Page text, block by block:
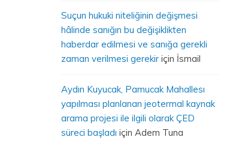
Suçun hukuki niteliğinin değişmesi
hâlinde sanığın bu değişiklikten
haberdar edilmesi ve sanığa gerekli
zaman verilmesi gerekir için İsmail
Aydın Kuyucak, Pamucak Mahallesı
yapılması planlanan jeotermal kaynak
arama projesi ile ilgili olarak ÇED
süreci başladı için Adem Tuna